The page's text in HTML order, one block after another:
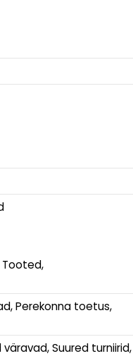
Tooted,
Perekonna toetus,
Suured turniirid,